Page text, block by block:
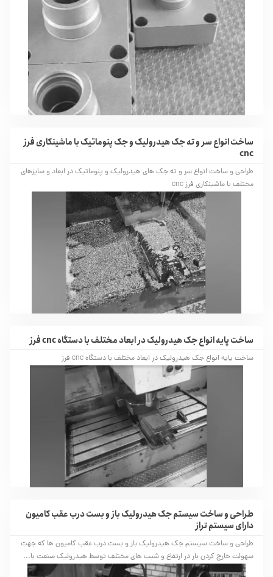
ساخت انواع سر و ته جک هیدرولیک و جک پنوماتیک با ماشینکاری فرز
cnc
طراحی و ساخت انواع سر و ته جک های هیدرولیک و پنوماتیک در ابعاد و سایزهای
مختلف با ماشینکاری فرز cnc
ساخت پایه انواع جک هیدرولیک در ابعاد مختلف با دستگاه cnc فرز
ساخت پایه انواع جک هیدرولیک در ابعاد مختلف با دستگاه cnc فرز
طراحی و ساخت سیستم جک هیدرولیک باز و بست درب عقب کامیون
دارای سیستم تراز
طراحی و ساخت سیستم جک هیدرولیک باز و بست درب عقب کامیون ها که جهت
سهولت خارج کردن بار در ارتفاع و شیب های مختلف توسط هیدرولیک صنعت با...